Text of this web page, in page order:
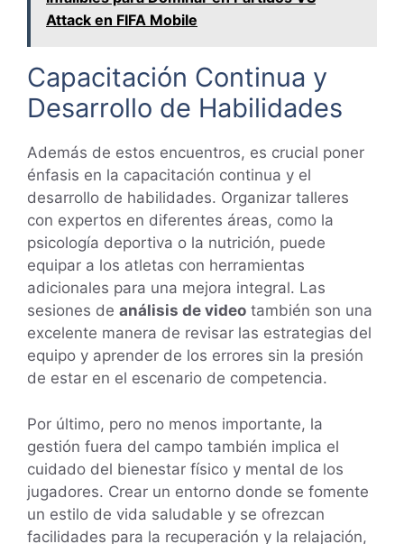
Attack en FIFA Mobile
Capacitación Continua y
Desarrollo de Habilidades
Además de estos encuentros, es crucial poner
énfasis en la capacitación continua y el
desarrollo de habilidades. Organizar talleres
con expertos en diferentes áreas, como la
psicología deportiva o la nutrición, puede
equipar a los atletas con herramientas
adicionales para una mejora integral. Las
sesiones de análisis de video también son una
excelente manera de revisar las estrategias del
equipo y aprender de los errores sin la presión
de estar en el escenario de competencia.
Por último, pero no menos importante, la
gestión fuera del campo también implica el
cuidado del bienestar físico y mental de los
jugadores. Crear un entorno donde se fomente
un estilo de vida saludable y se ofrezcan
facilidades para la recuperación y la relajación,